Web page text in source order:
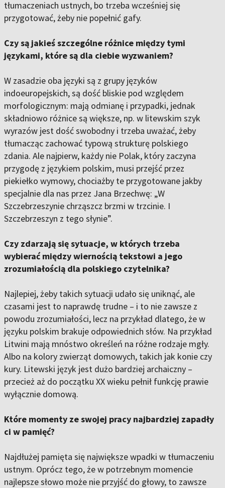
tłumaczeniach ustnych, bo trzeba wcześniej się
przygotować, żeby nie popełnić gafy.
Czy są jakieś szczególne różnice między tymi
językami, które są dla ciebie wyzwaniem?
W zasadzie oba języki są z grupy języków
indoeuropejskich, są dość bliskie pod względem
morfologicznym: mają odmianę i przypadki, jednak
składniowo różnice są większe, np. w litewskim szyk
wyrazów jest dość swobodny i trzeba uważać, żeby
tłumacząc zachować typową strukturę polskiego
zdania. Ale najpierw, każdy nie Polak, który zaczyna
przygodę z językiem polskim, musi przejść przez
piekiełko wymowy, chociażby te przygotowane jakby
specjalnie dla nas przez Jana Brzechwę: „W
Szczebrzeszynie chrząszcz brzmi w trzcinie. I
Szczebrzeszyn z tego słynie”.
Czy zdarzają się sytuacje, w których trzeba
wybierać między wiernością tekstowi a jego
zrozumiałością dla polskiego czytelnika?
Najlepiej, żeby takich sytuacji udało się uniknąć, ale
czasami jest to naprawdę trudne – i to nie zawsze z
powodu zrozumiałości, lecz na przykład dlatego, że w
języku polskim brakuje odpowiednich słów. Na przykład
Litwini mają mnóstwo określeń na różne rodzaje mgły.
Albo na kolory zwierząt domowych, takich jak konie czy
kury. Litewski język jest dużo bardziej archaiczny –
przecież aż do początku XX wieku pełnił funkcję prawie
wyłącznie domową.
Które momenty ze swojej pracy najbardziej zapadły
ci w pamięć?
Najdłużej pamięta się największe wpadki w tłumaczeniu
ustnym. Oprócz tego, że w potrzebnym momencie
najlepsze słowo może nie przyjść do głowy, to zawsze